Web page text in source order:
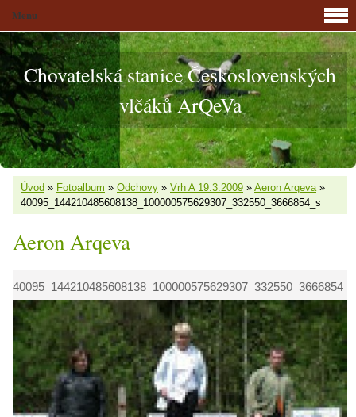
Chovatelská stanice Československých
vlčáků ArQeVa
Úvod » Fotoalbum » Odchovy » Vrh A 19.3.2009 » Aeron Arqeva»
40095_144210485608138_100000575629307_332550_3666854_s
Aeron Arqeva
40095_144210485608138_100000575629307_332550_3666854_s
Menu